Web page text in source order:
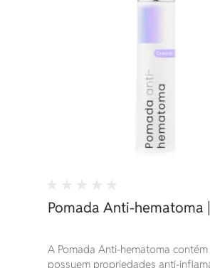
Pomada Anti-hematoma
A Pomada Anti-hematoma
possuem propriedades anti-